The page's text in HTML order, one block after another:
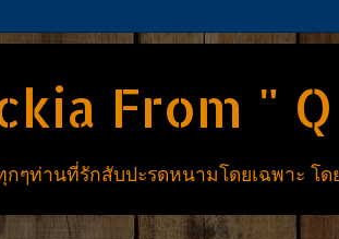
From "
ท่านที่รักสับปะรดหนามโดยเฉพาะ โด